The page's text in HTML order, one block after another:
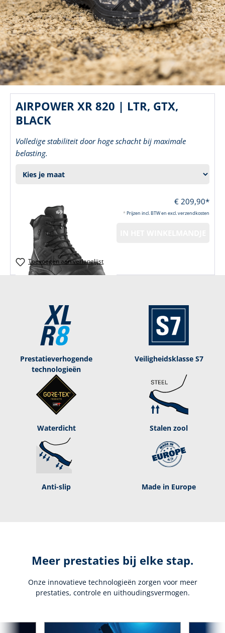
AIRPOWER XR 820 | LTR, GTX,
BLACK
Volledige stabiliteit door hoge schacht bij maximale
belasting.
€ 209,90*
*Prijzen incl. BTW en excl. verzendkosten
Toevoegen aan verlanglijst
Prestatieverhogende
technologieën
Veiligheidsklasse S7
Waterdicht Stalen zool
Anti-slip Made in Europe
Meer prestaties bij elke stap.
Onze innovatieve technologieën zorgen voor meer
prestaties, controle en uithoudingsvermogen.